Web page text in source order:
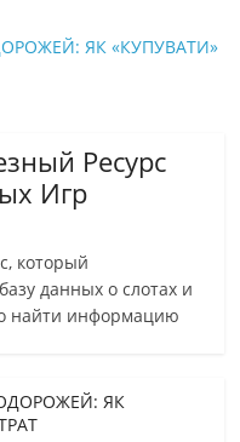
ЯК «КУПУВАТИ»
Ресурс
Игр
который
данных о слотах и
найти информацию
ЯК